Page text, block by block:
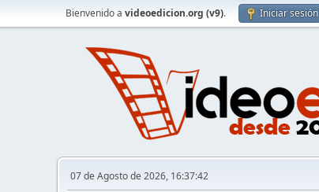
Bienvenido a videoedicion.org (v9). Iniciar sesión
07 de Agosto de 2026, 16:37:42